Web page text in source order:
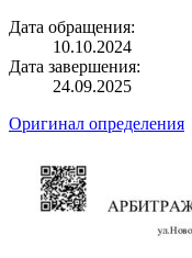
Дата обращения:
10.10.2024
Дата завершения:
24.09.2025
Оригинал определения